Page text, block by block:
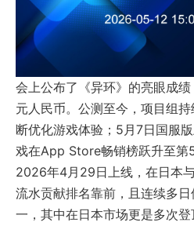
会上公布了《异环》的亮眼成
元人民币。公测至今，项目组
断优化游戏体验；5月7日国服
戏在App Store畅销榜跃升至第
2026年4月29日上线，在日本
流水贡献排名靠前，且连续多
一，其中在日本市场更是多次登